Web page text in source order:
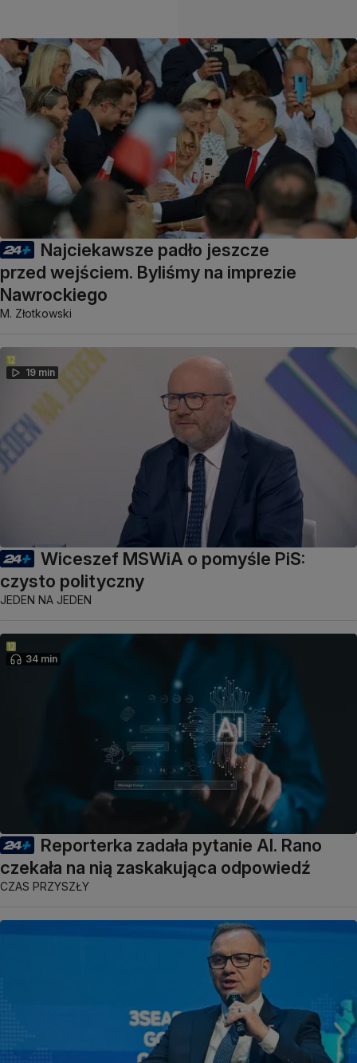
Najciekawsze padło jeszcze
przed wejściem. Byliśmy na imprezie
Nawrockiego
M. Złotkowski
19 min
Wiceszef MSWiA o pomyśle PiS:
czysto polityczny
JEDEN NA JEDEN
34 min
Reporterka zadała pytanie AI. Rano
czekała na nią zaskakująca odpowiedź
CZAS PRZYSZŁY